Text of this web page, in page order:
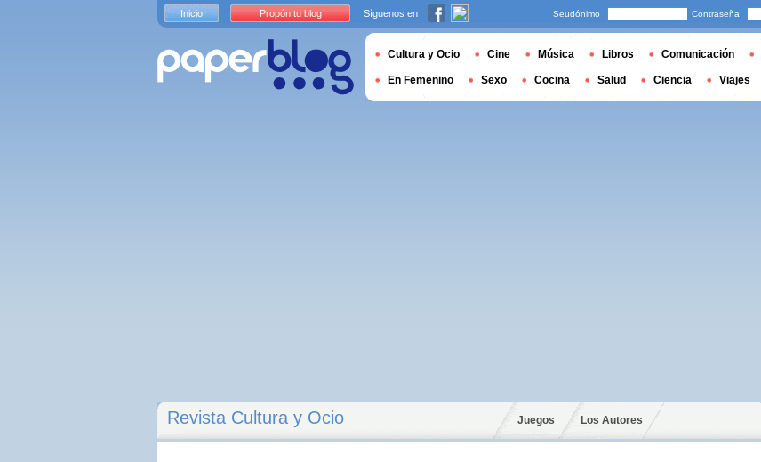
Revista Cultura y Ocio Juegos Los Autores
Inicio Propón tu blog Síguenos en Seudónimo Contraseña
Cultura y Ocio Cine Música Libros Comunicación
En Femenino Sexo Cocina Salud Ciencia Viajes